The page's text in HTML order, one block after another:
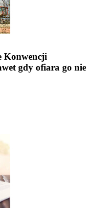
Konwencji
gdy ofiara go nie